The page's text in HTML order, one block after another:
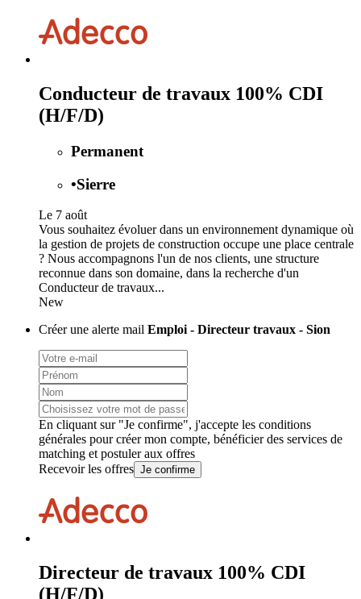
Conducteur de travaux 100% CDI
(H/F/D)
Permanent
•Sierre
Le 7 août
Vous souhaitez évoluer dans un environnement dynamique où
la gestion de projets de construction occupe une place centrale
? Nous accompagnons l'un de nos clients, une structure
reconnue dans son domaine, dans la recherche d'un
Conducteur de travaux...
New
Créer une alerte mail Emploi - Directeur travaux - Sion
En cliquant sur "Je confirme", j'accepte les conditions
générales pour créer mon compte, bénéficier des services de
matching et postuler aux offres
Recevoir les offres Je confirme
Directeur de travaux 100% CDI
(H/F/D)